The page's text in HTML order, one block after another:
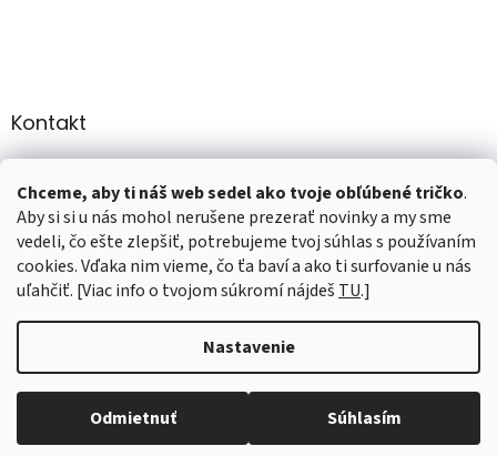
Chceme, aby ti náš web sedel ako tvoje obľúbené tričko.
Aby si si u nás mohol nerušene prezerať novinky a my sme
vedeli, čo ešte zlepšiť, potrebujeme tvoj súhlas s používaním
cookies. Vďaka nim vieme, čo ťa baví a ako ti surfovanie u nás
uľahčiť. [Viac info o tvojom súkromí nájdeš TU.]
Nastavenie
Odmietnuť Súhlasím
Kontakt
+421 907947783
Vytvoril Shoptet
Copyright 2026marTee.sk. Všetky práva vyhradené.Upraviť